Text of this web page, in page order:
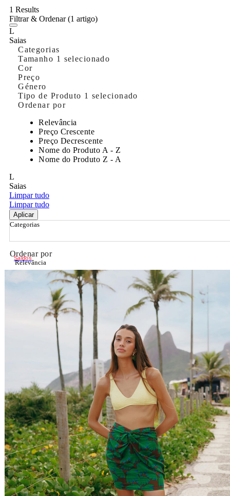
1 Results
Filtrar & Ordenar(1 artigo)
L
Saias
Categorias
Tamanho 1 selecionado
Cor
Preço
Género
Tipo de Produto 1 selecionado
Ordenar por
Relevância
Preço Crescente
Preço Decrescente
Nome do Produto A - Z
Nome do Produto Z - A
L
Saias
Limpar tudo
Limpar tudo
Aplicar
Categorias
Ordenar por
Relevância
Relevância
Preço Crescente
Preço Decrescente
Nome do Produto A - Z
Nome do Produto Z - A
Filtrar & Ordenar
Saldos